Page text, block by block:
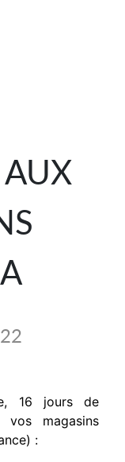
16 jours de
vos magasins
: